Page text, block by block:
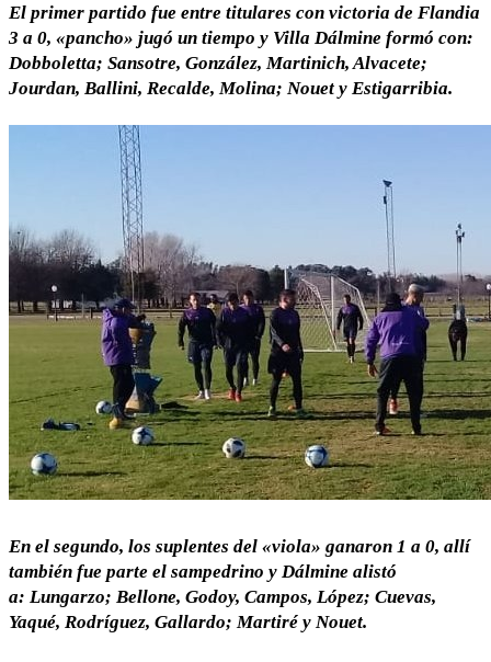
El primer partido fue entre titulares con victoria de Flandia
3 a 0, «pancho» jugó un tiempo y Villa Dálmine formó con:
Dobboletta; Sansotre, González, Martinich, Alvacete;
Jourdan, Ballini, Recalde, Molina; Nouet y Estigarribia.
En el segundo, los suplentes del «viola» ganaron 1 a 0, allí
también fue parte el sampedrino y Dálmine alistó
a: Lungarzo; Bellone, Godoy, Campos, López; Cuevas,
Yaqué, Rodríguez, Gallardo; Martiré y Nouet.